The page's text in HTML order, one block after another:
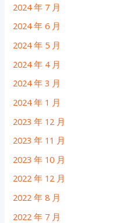
2024 年 7 月
2024 年 6 月
2024 年 5 月
2024 年 4 月
2024 年 3 月
2024 年 1 月
2023 年 12 月
2023 年 11 月
2023 年 10 月
2022 年 12 月
2022 年 8 月
2022 年 7 月